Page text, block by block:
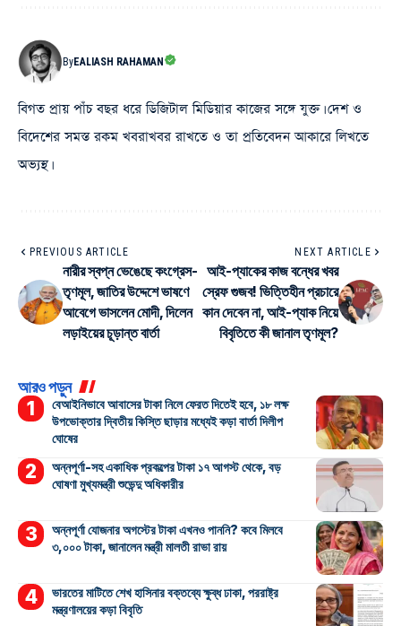
ByEALIASH RAHAMAN
বিগত প্রায় পাঁচ বছর ধরে ডিজিটাল মিডিয়ার কাজের সঙ্গে যুক্ত। দেশ ও
বিদেশের সমস্ত রকম খবরাখবর রাখতে ও তা প্রতিবেদন আকারে লিখতে
অভ্যস্থ।
PREVIOUS ARTICLE
নারীর স্বপ্ন ভেঙেছে কংগ্রেস-
তৃণমূল, জাতির উদ্দেশে ভাষণে
আবেগে ভাসলেন মোদী, দিলেন
লড়াইয়ের চূড়ান্ত বার্তা
NEXT ARTICLE
আই-প্যাকের কাজ বন্ধের খবর
স্রেফ গুজব! ভিত্তিহীন প্রচারে
কান দেবেন না, আই-প্যাক নিয়ে
বিবৃতিতে কী জানাল তৃণমূল?
আরও পড়ুন
বেআইনিভাবে আবাসের টাকা নিলে ফেরত দিতেই হবে, ১৮ লক্ষ
উপভোক্তার দ্বিতীয় কিস্তি ছাড়ার মধ্যেই কড়া বার্তা দিলীপ
ঘোষের
অন্নপূর্ণা-সহ একাধিক প্রকল্পের টাকা ১৭ আগস্ট থেকে, বড়
ঘোষণা মুখ্যমন্ত্রী শুভেন্দু অধিকারীর
অন্নপূর্ণা যোজনার অগস্টের টাকা এখনও পাননি? কবে মিলবে
৩,০০০ টাকা, জানালেন মন্ত্রী মালতী রাভা রায়
ভারতের মাটিতে শেখ হাসিনার বক্তব্যে ক্ষুব্ধ ঢাকা, পররাষ্ট্র
মন্ত্রণালয়ের কড়া বিবৃতি